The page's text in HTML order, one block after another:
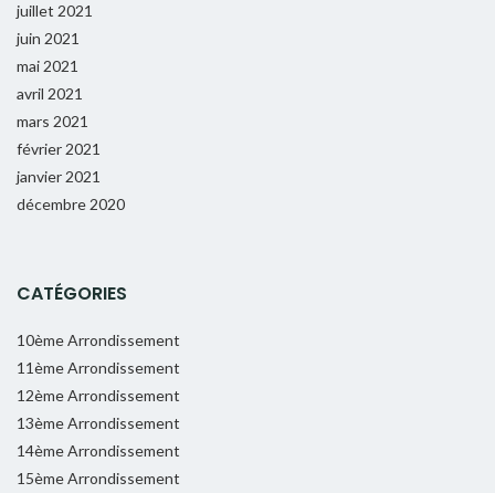
juillet 2021
juin 2021
mai 2021
avril 2021
mars 2021
février 2021
janvier 2021
décembre 2020
CATÉGORIES
10ème Arrondissement
11ème Arrondissement
12ème Arrondissement
13ème Arrondissement
14ème Arrondissement
15ème Arrondissement